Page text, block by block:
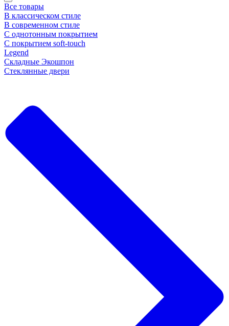
Все товары
В классическом стиле
В современном стиле
С однотонным покрытием
С покрытием soft-touch
Legend
Складные Экошпон
Стеклянные двери